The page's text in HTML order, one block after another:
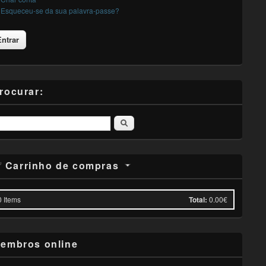
Esqueceu-se da sua palavra-passe?
Pesquisar
Carrinho de compras
Items Total: 0.00€
online